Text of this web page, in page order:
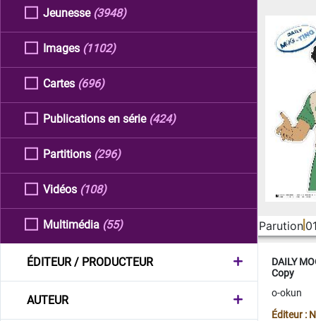
Jeunesse (3948)
Images (1102)
Cartes (696)
Publications en série (424)
Partitions (296)
Vidéos (108)
Multimédia (55)
ÉDITEUR / PRODUCTEUR
AUTEUR
Parution
DAILY
Copy
o-okun
Éditeur :